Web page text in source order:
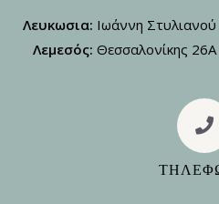
Λευκωσια: Ιωάννη
Λεμεσός: Θεσσαλονίκης